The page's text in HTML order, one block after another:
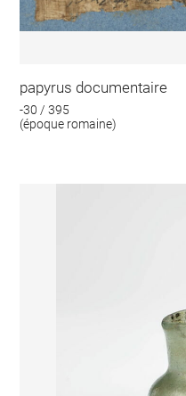
papyrus documentaire
-30 / 395
(époque romaine)